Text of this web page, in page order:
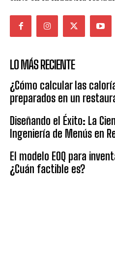
LO MÁS RECIENTE
¿Cómo calcular las
preparados en un
Diseñando el Éxito: La
Ingeniería de Menús en
El modelo EOQ para
¿Cuán factible es?